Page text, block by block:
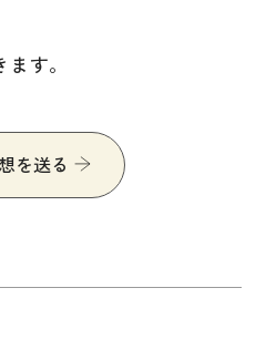
す。
を送る